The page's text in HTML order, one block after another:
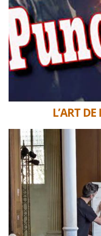
L’ART